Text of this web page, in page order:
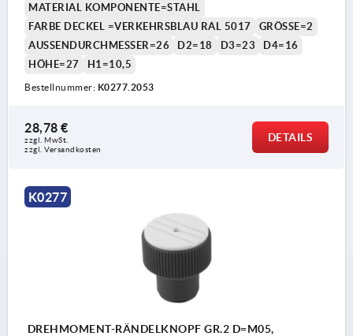
MATERIAL KOMPONENTE=STAHL
FARBE DECKEL =VERKEHRSBLAU RAL 5017
GRÖSSE=2
AUSSENDURCHMESSER=26
D2=18 D3=23
D4=16
HÖHE=27
H1=10,5
Bestellnummer: K0277.2053
28,78 €
zzgl. MwSt.
zzgl. Versandkosten
DETAILS
K0277
DREHMOMENT-RÄNDELKNOPF GR.2 D=M05,